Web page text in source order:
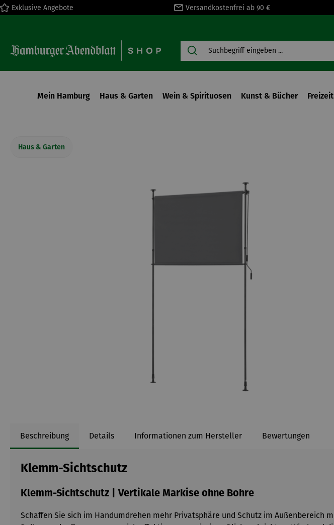
Zur Hauptnavigation springen
Exklusive Angebote Versandkostenfrei ab 90 €
Mein Hamburg Haus & Garten Wein & Spirituosen Kunst & Bücher
Haus & Garten
Beschreibung Details Informationen zum Hersteller Bewertungen
Klemm-Sichtschutz
Klemm-Sichtschutz | Vertikale Markise ohne Bohre
Schaffen Sie sich im Handumdrehen mehr Privatsphäre und Schutz im Außenbereich